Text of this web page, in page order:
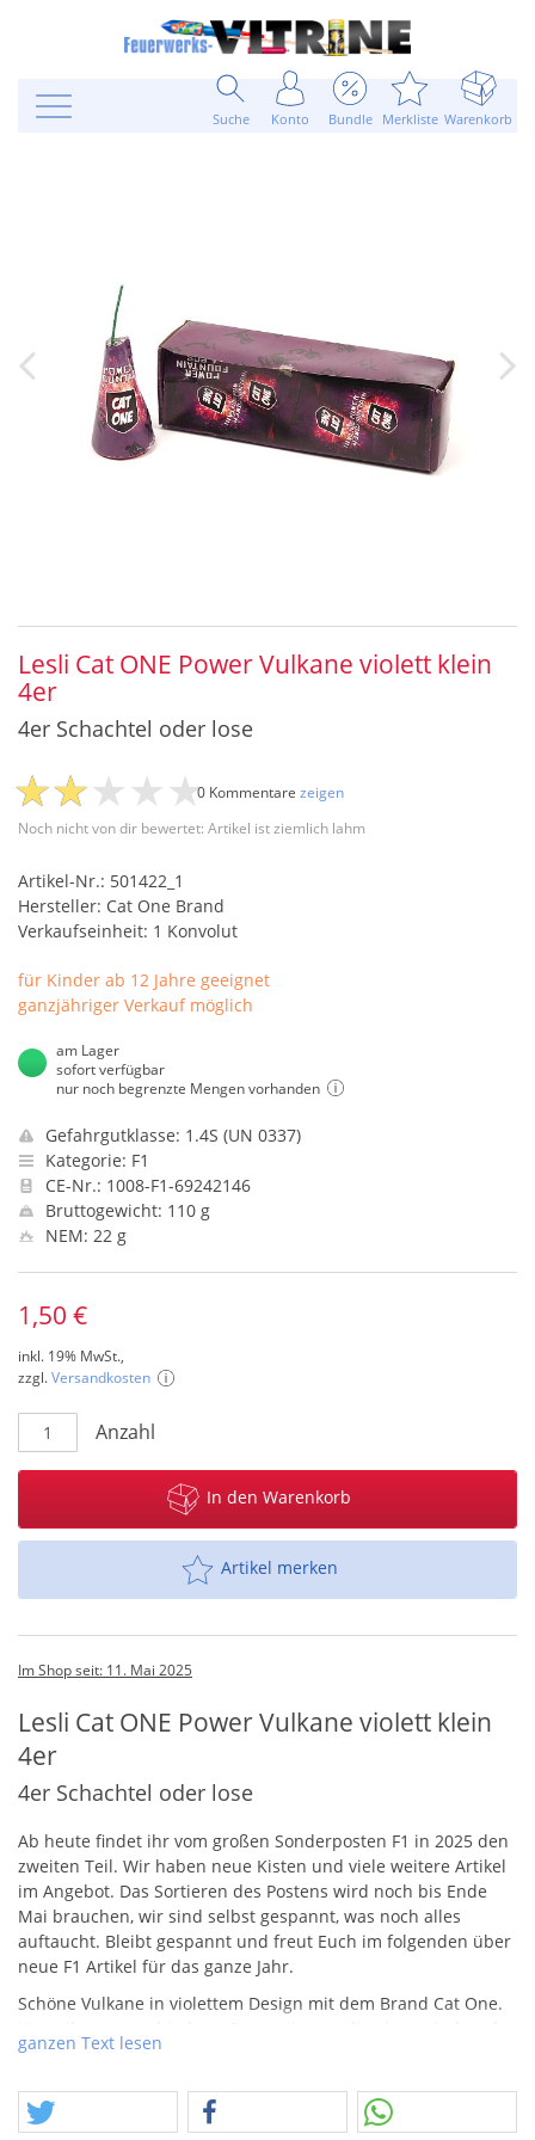
Suche Konto Bundle Merkliste Warenkorb
Lesli Cat ONE Power Vulkane violett klein
4er
4er Schachtel oder lose
Noch nicht von dir bewertet: Artikel ist ziemlich lahm
0 Kommentare zeigen
Artikel-Nr.: 501422_1
Hersteller: Cat One Brand
Verkaufseinheit: 1 Konvolut
für Kinder ab 12 Jahre geeignet
ganzjähriger Verkauf möglich
am Lager
sofort verfügbar
nur noch begrenzte Mengen vorhanden
Gefahrgutklasse: 1.4S (UN 0337)
Kategorie: F1
CE-Nr.: 1008-F1-69242146
Bruttogewicht: 110 g
NEM: 22 g
1,50 €
inkl. 19% MwSt.,
zzgl.Versandkosten
Anzahl
In den Warenkorb
Artikel merken
Im Shop seit: 11. Mai 2025
Lesli Cat ONE Power Vulkane violett klein
4er
4er Schachtel oder lose
Ab heute findet ihr vom großen Sonderposten F1 in 2025 den
zweiten Teil. Wir haben neue Kisten und viele weitere Artikel
im Angebot. Das Sortieren des Postens wird noch bis Ende
Mai brauchen, wir sind selbst gespannt, was noch alles
auftaucht. Bleibt gespannt und freut Euch im folgenden über
neue F1 Artikel für das ganze Jahr.
Schöne Vulkane in violettem Design mit dem Brand Cat One.
richtige Vulkane, das andere sind eingeklebte Fontäne in
Verpackung erfolgen. Immer Stück.
ganzen Text lesen